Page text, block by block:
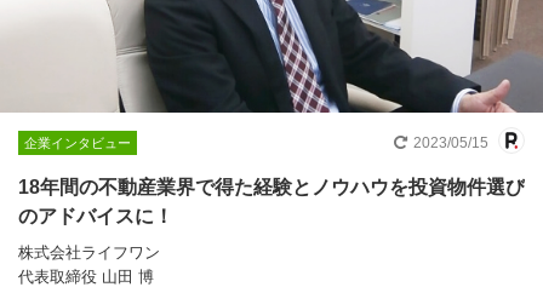
企業インタビュー 2023/05/15
18年間の不動産業界で得た経験とノウハウを投資物件選び
のアドバイスに！
株式会社ライフワン
代表取締役 山田 博